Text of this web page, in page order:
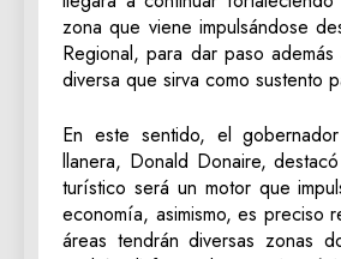
zona que viene impulsándose
Regional, para dar paso
diversa que sirva como sustento
En este sentido, el
llanera, Donald Donaire,
turístico será un motor que
economía, asimismo, es preciso
áreas tendrán diversas zonas